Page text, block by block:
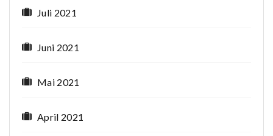
Juli 2021
Juni 2021
Mai 2021
April 2021